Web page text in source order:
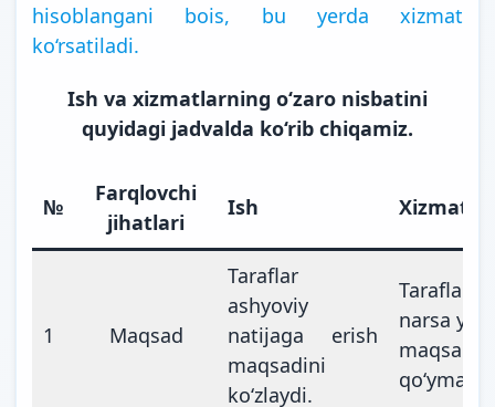
hisoblangani bois, bu yerda xizmat
ko‘rsatiladi.
Ish va xizmatlarning o‘zaro nisbatini
quyidagi jadvalda ko‘rib chiqamiz.
№
Farqlovchi
jihatlari
Ish Xizmat
1 Maqsad
Taraflar
ashyoviy
natijaga erish
maqsadini
ko‘zlaydi.
Taraflar
narsa
qo‘ymaydi